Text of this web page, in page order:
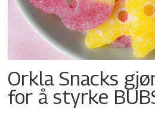
Orkla Snacks
for å styrke